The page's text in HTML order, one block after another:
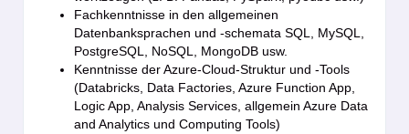
Fachkenntnisse in den allgemeinen
Datenbanksprachen und -schemata SQL, MySQL,
PostgreSQL, NoSQL, MongoDB usw.
Kenntnisse der Azure-Cloud-Struktur und -Tools
(Databricks, Data Factories, Azure Function App,
Logic App, Analysis Services, allgemein Azure Data
and Analytics und Computing Tools)